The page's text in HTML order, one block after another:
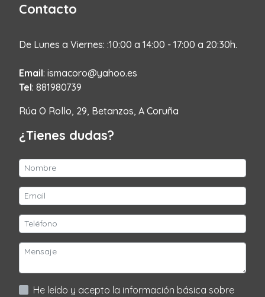
Contacto
De Lunes a Viernes: :10:00 a 14:00 - 17:00 a 20:30h.
Email: ismacoro@yahoo.es
Tel: 881980739
Rúa O Rollo, 29, Betanzos, A Coruña
¿Tienes dudas?
He leído y acepto la información básica sobre